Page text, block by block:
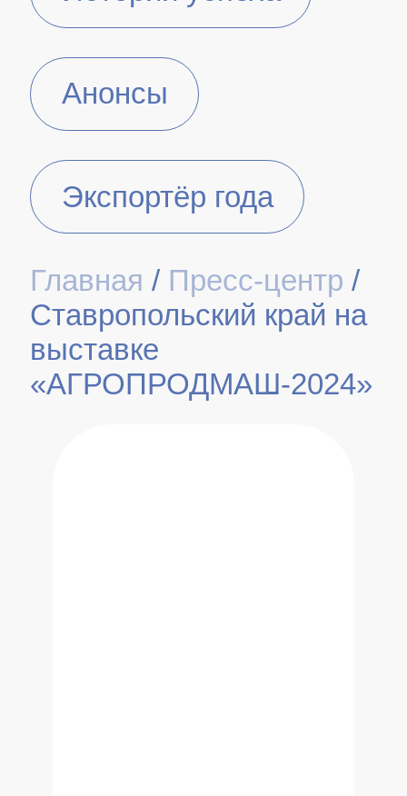
Анонсы
Экспортёр года
Главная / Пресс-центр /
Ставропольский край на
выставке
«АГРОПРОДМАШ-2024»